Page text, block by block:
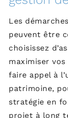
Les
peuvent être
choisissez
maximiser vos
faire appel à
patrimoine,
stratégie en
projet à long